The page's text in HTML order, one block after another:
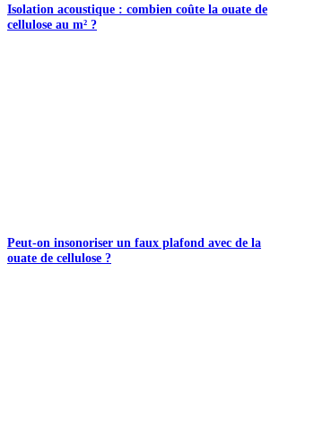
Isolation acoustique : combien coûte la ouate de
cellulose au m² ?
Peut-on insonoriser un faux plafond avec de la
ouate de cellulose ?